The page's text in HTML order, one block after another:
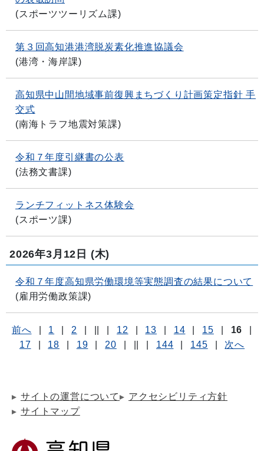
(スポーツツーリズム課)
第３回高知港港湾脱炭素化推進協議会
(港湾・海岸課)
高知県中山間地域事前復興まちづくり計画策定指針 手
交式
(南海トラフ地震対策課)
令和７年度引継書の公表
(法務文書課)
ランチフィットネス体験会
(スポーツ課)
2026年3月12日 (木)
令和７年度高知県労働環境等実態調査の結果について
(雇用労働政策課)
前へ 1 2 12 13 14 15 16
17
18 19 20 144 145 次へ
サイトの運営について
アクセシビリティ方針
サイトマップ